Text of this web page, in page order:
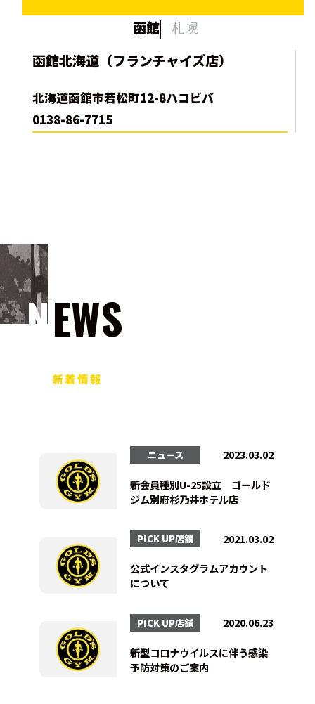
函館
札幌
函館北海道（フランチャイズ店）
北海道函館市若松町12-8ハコビバ
0138-86-7715
NEWS
新着情報
ニュース 2023.03.02
新会員種別U-25設立 ゴールド
ジム別府杉乃井ホテル店
PICK UP店舗 2021.03.02
公式インスタグラムアカウント
について
PICK UP店舗 2020.06.23
新型コロナウイルスに伴う感染
予防対策のご案内